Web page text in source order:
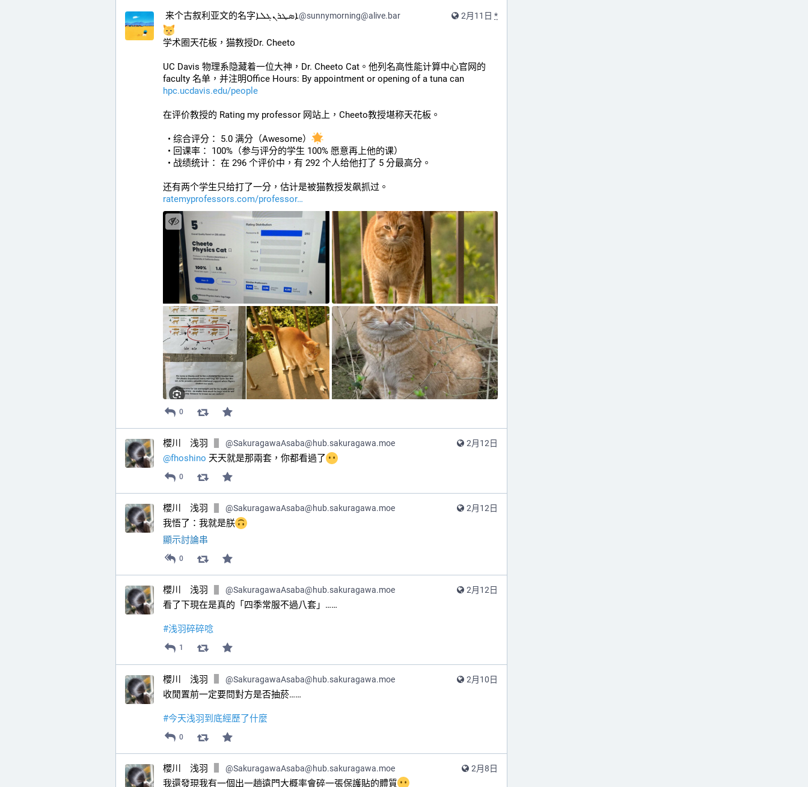
2月11日 * ܐܣܛܪܢܓܠܐ来个古叙利亚文的名字@sunnymorning@alive.bar
学术圈天花板，猫教授Dr. Cheeto
UC Davis 物理系隐藏着一位大神，Dr. Cheeto Cat。他列名高性能计算中心官网的
faculty 名单，并注明Office Hours: By appointment or opening of a tuna can
hpc.ucdavis.edu/people
在评价教授的 Rating my professor 网站上，Cheeto教授堪称天花板。
  • 综合评分： 5.0 满分（Awesome）
  • 回课率： 100%（参与评分的学生 100% 愿意再上他的课）
  • 战绩统计： 在 296 个评价中，有 292 个人给他打了 5 分最高分。
还有两个学生只给打了一分，估计是被猫教授发飙抓过。
ratemyprofessors.com/professor
0
2月12日
櫻川 浅羽 @SakuragawaAsaba@hub.sakuragawa.moe
@fhoshino 天天就是那兩套，你都看過了
0
2月12日
櫻川 浅羽 @SakuragawaAsaba@hub.sakuragawa.moe
我悟了：我就是朕
顯示討論串
0
2月12日
櫻川 浅羽 @SakuragawaAsaba@hub.sakuragawa.moe
看了下現在是真的「四季常服不過八套」……
#浅羽碎碎唸
1
2月10日
櫻川 浅羽 @SakuragawaAsaba@hub.sakuragawa.moe
收閒置前一定要問對方是否抽菸……
#今天浅羽到底經歷了什麼
0
2月8日
櫻川 浅羽 @SakuragawaAsaba@hub.sakuragawa.moe
我還發現我有一個出一趟遠門大概率會碎一張保護貼的體質